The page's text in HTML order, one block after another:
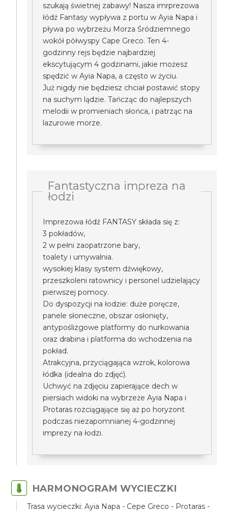
szukają świetnej zabawy! Nasza imrprezowa
łódź Fantasy wypływa z portu w Ayia Napa i
pływa po wybrzeżu Morza Śródziemnego
wokół półwyspy Cape Greco. Ten 4-
godzinny rejs będzie najbardziej
ekscytującym 4 godzinami, jakie możesz
spędzić w Ayia Napa, a często w życiu.
Już nigdy nie będziesz chciał postawić stopy
na suchym lądzie. Tańcząc do najlepszych
melodii w promieniach słońca, i patrząc na
lazurowe morze.
Fantastyczna impreza na
łodzi
Imprezowa łódź FANTASY składa się z:
3 pokładów,
2 w pełni zaopatrzone bary,
toalety i umywalnia.
wysokiej klasy system dźwiękowy,
przeszkoleni ratownicy i personel udzielający
pierwszej pomocy.
Do dyspozycji na łodzie: duże poręcze,
panele słoneczne, obszar osłonięty,
antypoślizgowe platformy do nurkowania
oraz drabina i platforma do wchodzenia na
pokład.
Atrakcyjna, przyciągająca wzrok, kolorowa
łódka (idealna do zdjęć).
Uchwyć na zdjęciu zapierające dech w
piersiach widoki na wybrzeże Ayia Napa i
Protaras rozciągające się aż po horyzont
podczas niezapomnianej 4-godzinnej
imprezy na łodzi.
HARMONOGRAM WYCIECZKI
Trasa wycieczki: Ayia Napa - Cepe Greco - Protaras -